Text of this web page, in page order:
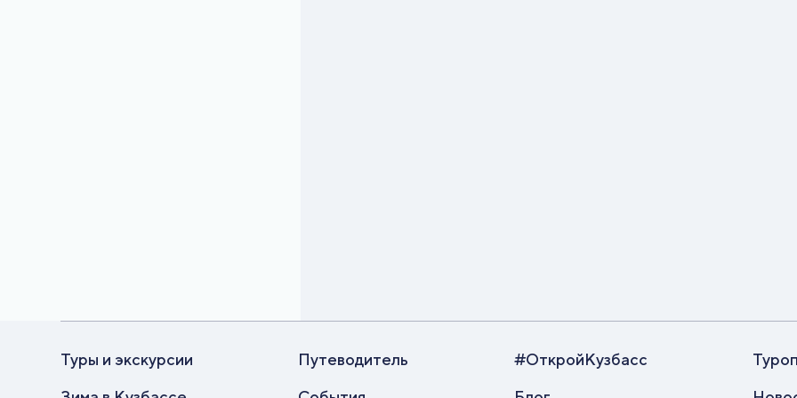
Туры и экскурсии
Путеводитель
#ОткройКузбасс